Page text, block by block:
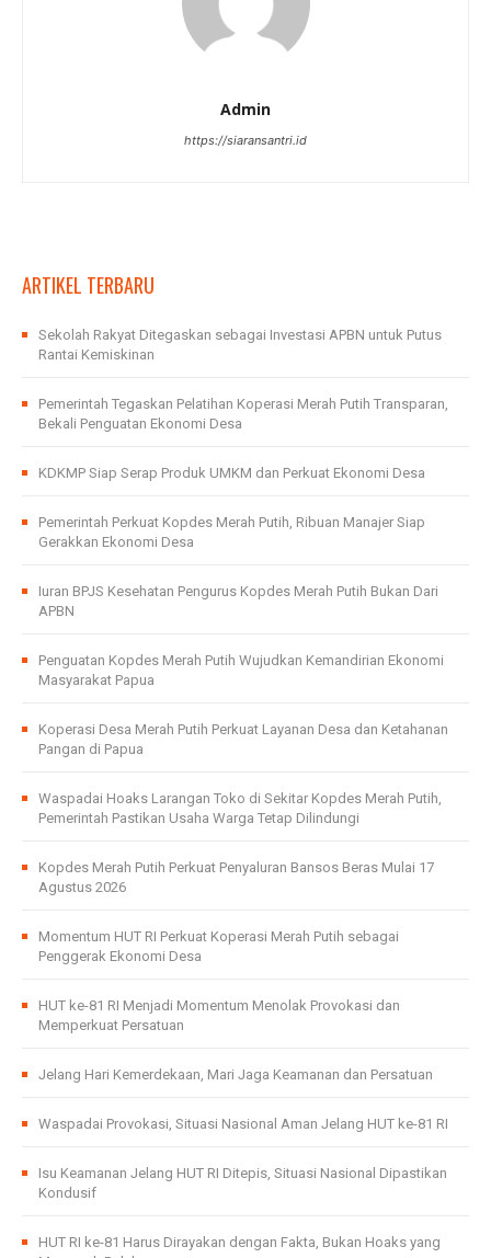
Admin
https://siaransantri.id
ARTIKEL TERBARU
Sekolah Rakyat Ditegaskan sebagai Investasi APBN untuk Putus
Rantai Kemiskinan
Pemerintah Tegaskan Pelatihan Koperasi Merah Putih Transparan,
Bekali Penguatan Ekonomi Desa
KDKMP Siap Serap Produk UMKM dan Perkuat Ekonomi Desa
Pemerintah Perkuat Kopdes Merah Putih, Ribuan Manajer Siap
Gerakkan Ekonomi Desa
Iuran BPJS Kesehatan Pengurus Kopdes Merah Putih Bukan Dari
APBN
Penguatan Kopdes Merah Putih Wujudkan Kemandirian Ekonomi
Masyarakat Papua
Koperasi Desa Merah Putih Perkuat Layanan Desa dan Ketahanan
Pangan di Papua
Waspadai Hoaks Larangan Toko di Sekitar Kopdes Merah Putih,
Pemerintah Pastikan Usaha Warga Tetap Dilindungi
Kopdes Merah Putih Perkuat Penyaluran Bansos Beras Mulai 17
Agustus 2026
Momentum HUT RI Perkuat Koperasi Merah Putih sebagai
Penggerak Ekonomi Desa
HUT ke-81 RI Menjadi Momentum Menolak Provokasi dan
Memperkuat Persatuan
Jelang Hari Kemerdekaan, Mari Jaga Keamanan dan Persatuan
Waspadai Provokasi, Situasi Nasional Aman Jelang HUT ke-81 RI
Isu Keamanan Jelang HUT RI Ditepis, Situasi Nasional Dipastikan
Kondusif
HUT RI ke-81 Harus Dirayakan dengan Fakta, Bukan Hoaks yang